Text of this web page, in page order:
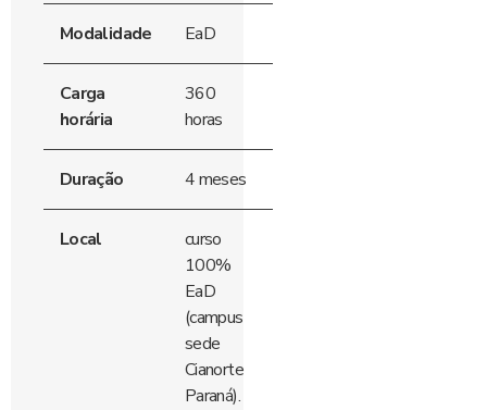
Modalidade EaD
Carga
horária
360
horas
Duração 4 meses
Local
curso
100%
EaD
(campus
sede
Cianorte
Paraná).